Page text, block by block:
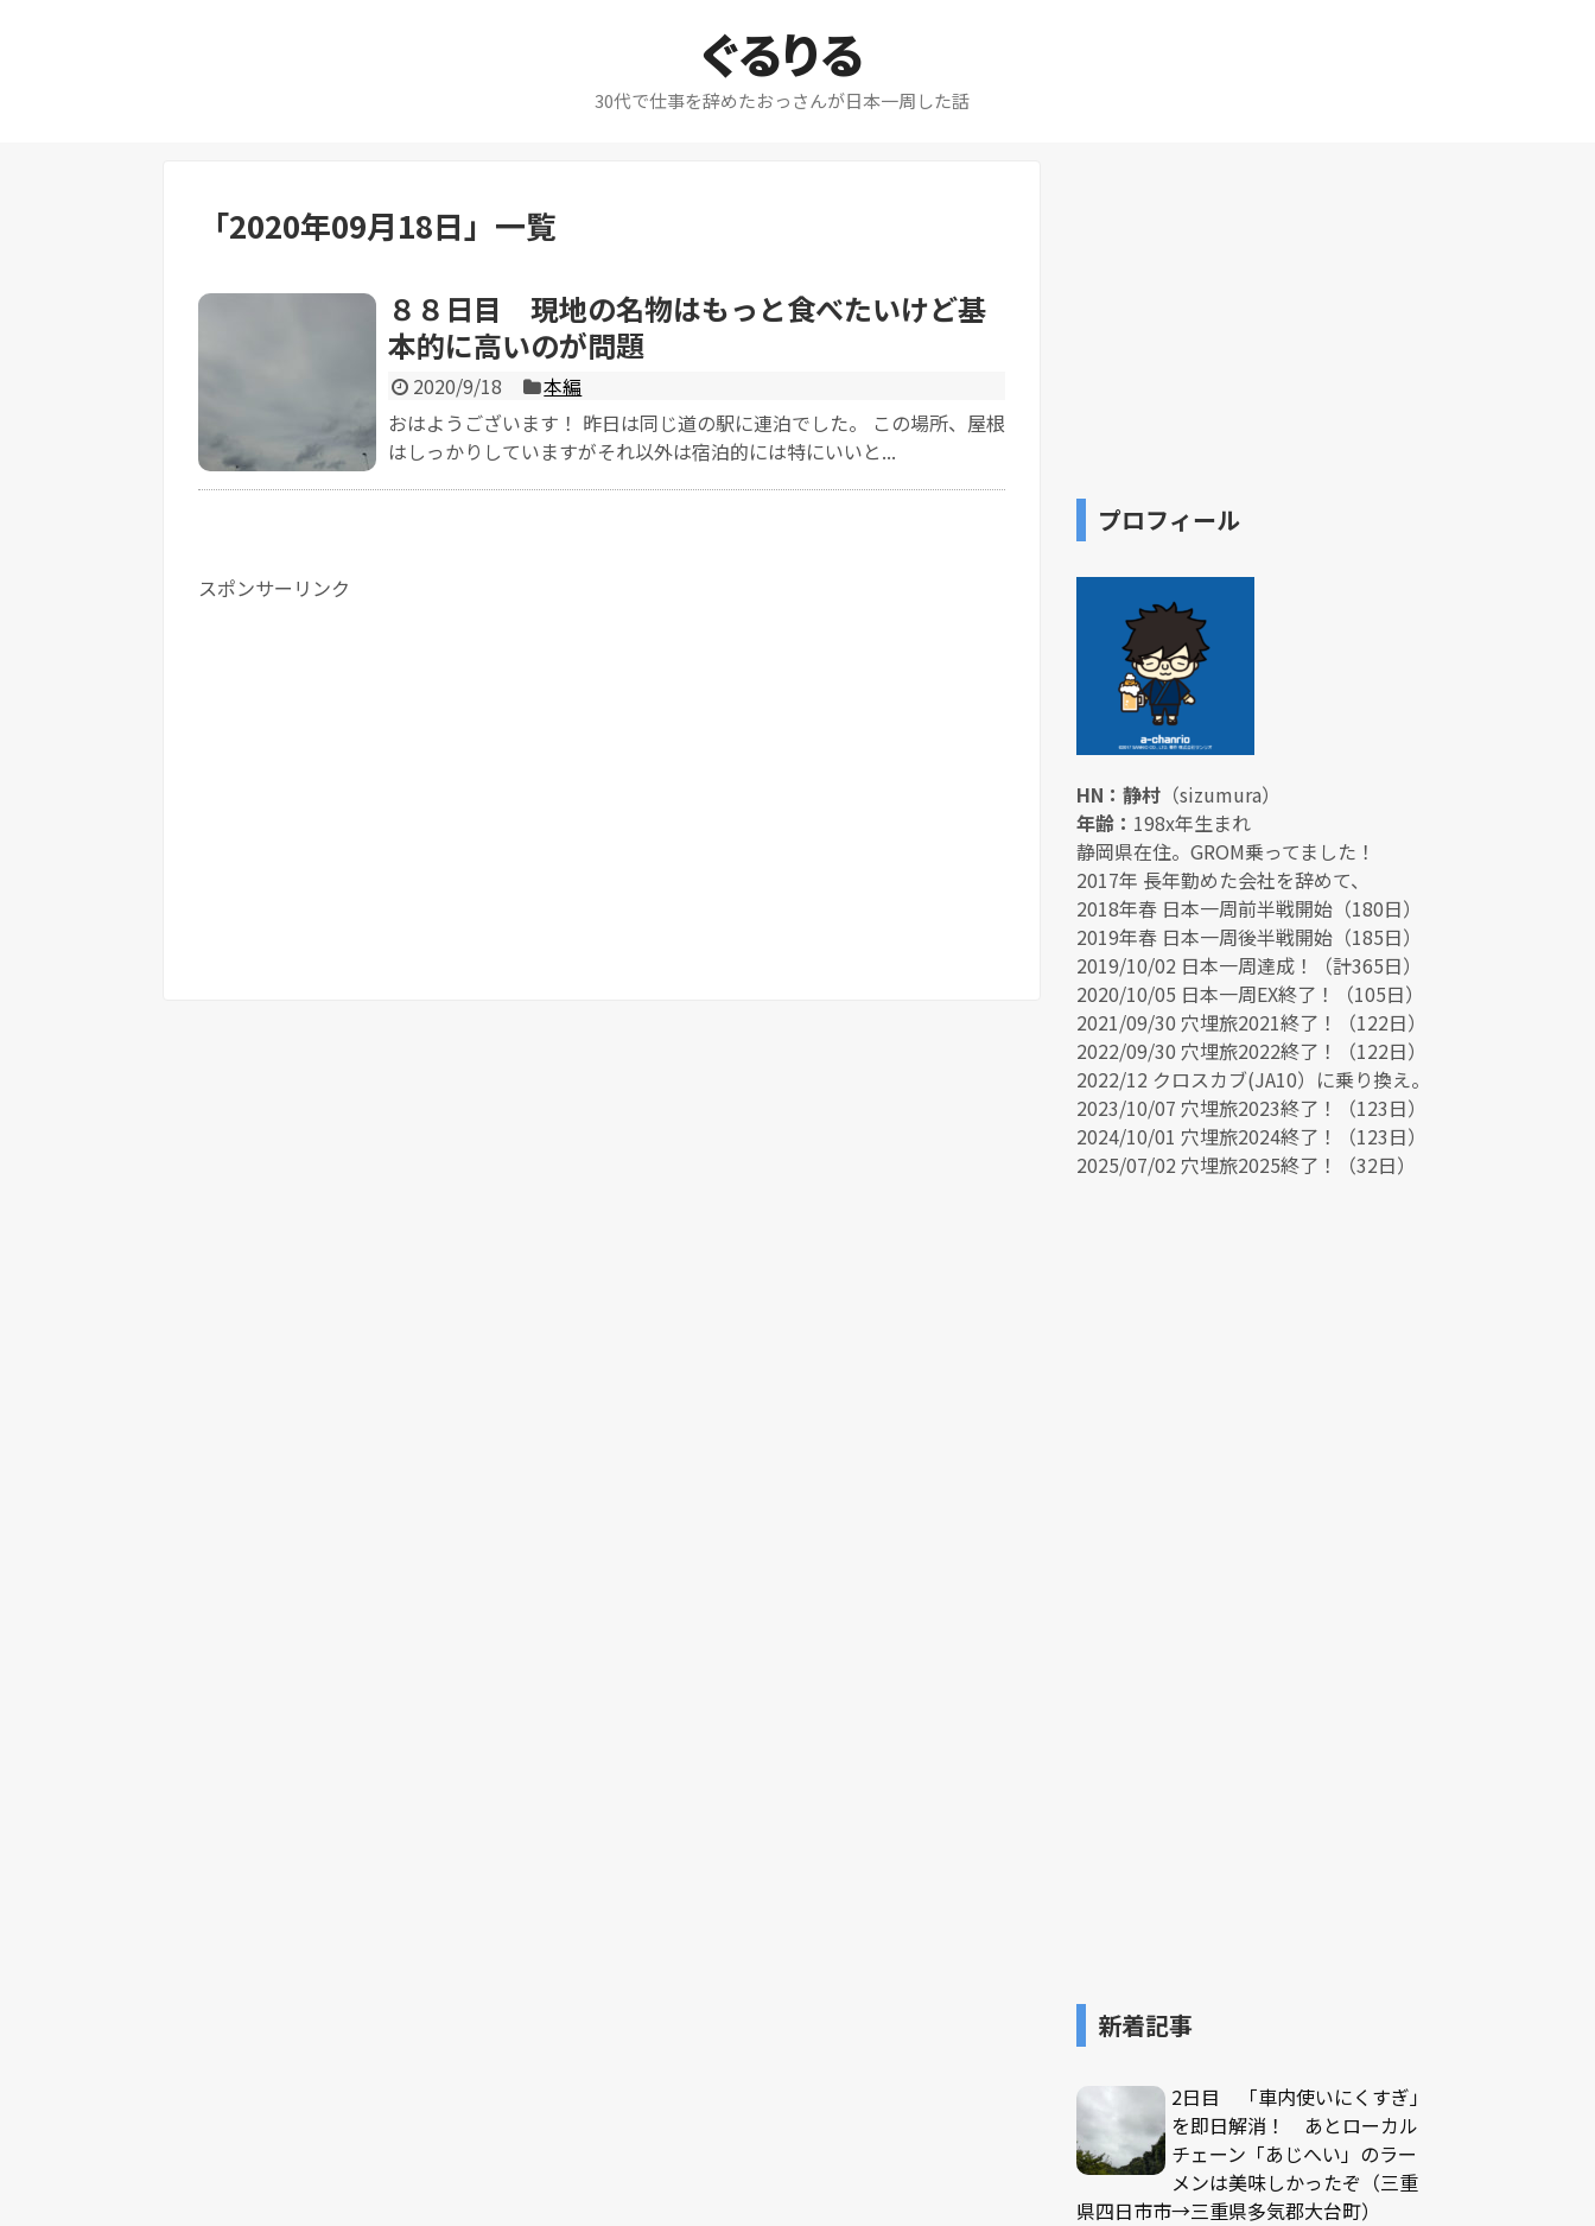
ぐるりる
30代で仕事を辞めたおっさんが日本一周した話
「2020年09月18日」 一覧
８８日目 現地の名物はもっと食べたいけど基
本的に高いのが問題
2020/9/18
本編
おはようございます！ 昨日は同じ道の駅に連泊でした。 この場所、屋根
はしっかりしていますがそれ以外は宿泊的には特にいいと...
スポンサーリンク
プロフィール
HN：静村 （sizumura）
年齢： 198x年生まれ
静岡県在住。GROM乗ってました！
2017年 長年勤めた会社を辞めて、
2018年春 日本一周前半戦開始（180日）
2019年春 日本一周後半戦開始（185日）
2019/10/02 日本一周達成！（計365日）
2020/10/05 日本一周EX終了！（105日）
2021/09/30 穴埋旅2021終了！（122日）
2022/09/30 穴埋旅2022終了！（122日）
2022/12 クロスカブ(JA10）に乗り換え。
2023/10/07 穴埋旅2023終了！（123日）
2024/10/01 穴埋旅2024終了！（123日）
2025/07/02 穴埋旅2025終了！（32日）
新着記事
2日目 「車内使いにくすぎ」
を即日解消！ あとローカル
チェーン「あじへい」のラー
メンは美味しかったぞ（三重
県四日市市→三重県多気郡大台町）